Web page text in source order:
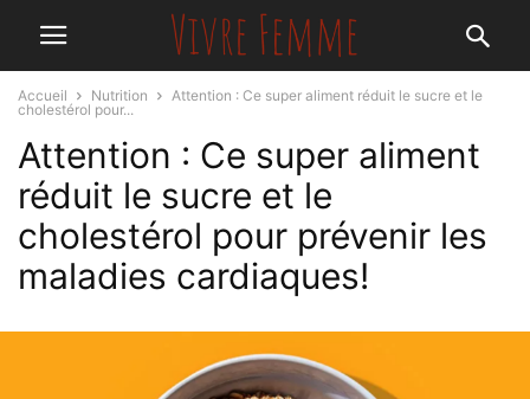
Accueil Nutrition
Attention : Ce super aliment réduit le sucre et le
cholestérol pour...
Attention : Ce super aliment
réduit le sucre et le
cholestérol pour prévenir les
maladies cardiaques!